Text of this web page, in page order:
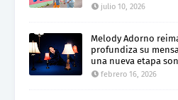
julio 10, 2026
Melody Adorno
profundiza su
una nueva etapa
febrero 16, 2026